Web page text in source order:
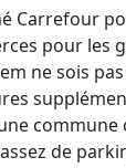
Carrefour
pour les
ne sois
commune
de